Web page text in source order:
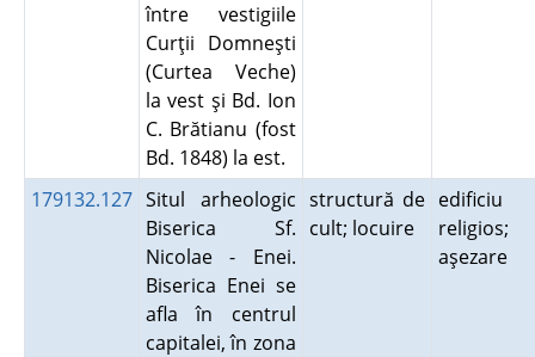
între vestigiile
Curţii Domneşti
(Curtea Veche)
la vest şi Bd. Ion
C. Brătianu (fost
Bd. 1848) la est.
179132.127 Situl arheologic
Biserica Sf.
Nicolae - Enei.
Biserica Enei se
afla în centrul
capitalei, în zona
structură de
cult; locuire
edificiu
religios;
aşezare